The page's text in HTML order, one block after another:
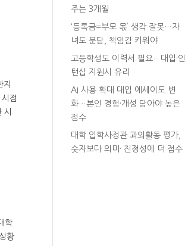
점
학
황
주는 3개월
‘등록금=부모 몫’ 생각 잘못…자
녀도 분담, 책임감 키워야
고등학생도 이력서 필요…대입·인
턴십 지원시 유리
AI 사용 확대 대입 에세이도 변
화…본인 경험·개성 담아야 높은
점수
대학 입학사정관 과외활동 평가,
숫자보다 의미· 진정성에 더 점수